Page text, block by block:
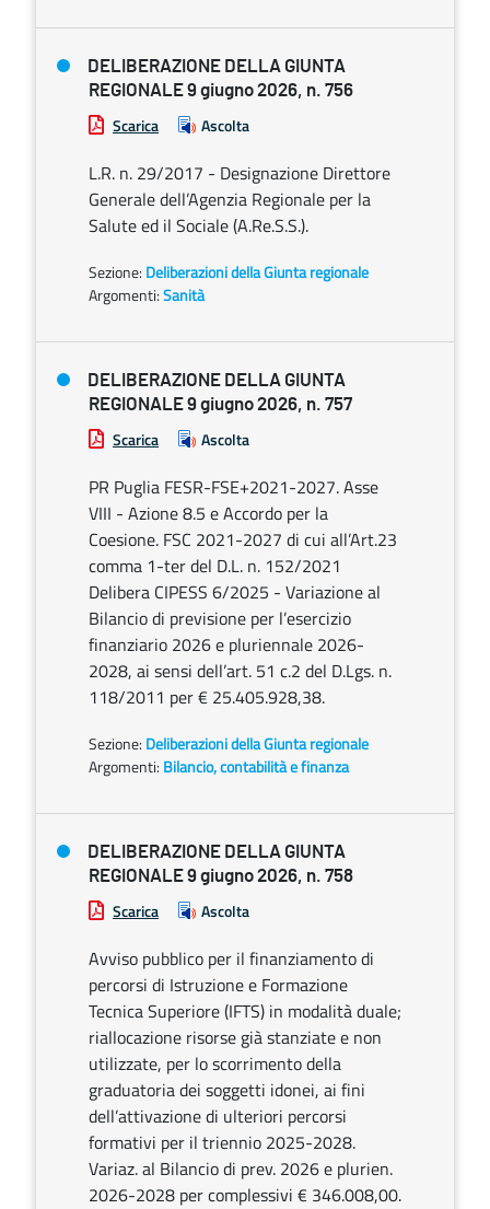
DELIBERAZIONE DELLA GIUNTA
REGIONALE 9 giugno 2026, n. 756
Scarica Ascolta
L.R. n. 29/2017 - Designazione Direttore
Generale dell’Agenzia Regionale per la
Salute ed il Sociale (A.Re.S.S.).
Sezione: Deliberazioni della Giunta regionale
Argomenti:Sanità
DELIBERAZIONE DELLA GIUNTA
REGIONALE 9 giugno 2026, n. 757
Scarica Ascolta
PR Puglia FESR-FSE+2021-2027. Asse
VIII - Azione 8.5 e Accordo per la
Coesione. FSC 2021-2027 di cui all’Art.23
comma 1-ter del D.L. n. 152/2021
Delibera CIPESS 6/2025 - Variazione al
Bilancio di previsione per l’esercizio
finanziario 2026 e pluriennale 2026-
2028, ai sensi dell’art. 51 c.2 del D.Lgs. n.
118/2011 per € 25.405.928,38.
Sezione: Deliberazioni della Giunta regionale
Argomenti: Bilancio, contabilità e finanza
DELIBERAZIONE DELLA GIUNTA
REGIONALE 9 giugno 2026, n. 758
Scarica Ascolta
Avviso pubblico per il finanziamento di
percorsi di Istruzione e Formazione
Tecnica Superiore (IFTS) in modalità duale;
riallocazione risorse già stanziate e non
utilizzate, per lo scorrimento della
graduatoria dei soggetti idonei, ai fini
dell’attivazione di ulteriori percorsi
formativi per il triennio 2025-2028.
Variaz. al Bilancio di prev. 2026 e plurien.
2026-2028 per complessivi € 346.008,00.